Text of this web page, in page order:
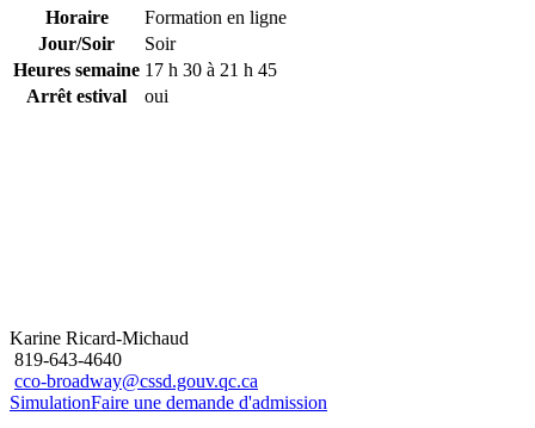
Horaire
Formation en ligne
Jour/Soir
Soir
Heures semaine 17 h 30 à 21 h 45
Arrêt estival
oui
Karine Ricard-Michaud
819-643-4640
cco-broadway@cssd.gouv.qc.ca
SimulationFaire une demande d'admission